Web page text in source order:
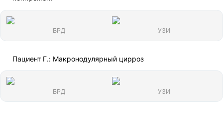
БРД УЗИ
Пациент Г.: Макронодулярный цирроз
БРД УЗИ